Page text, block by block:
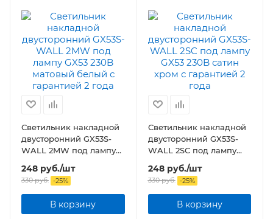
Светильник накладной
двусторонний GX53S-
WALL 2MW под лампу
GX53 230B матовый
белый
248 руб./шт
330руб. -25%
В корзину
Светильник накладной
двусторонний GX53S-
WALL 2SC под лампу
GX53 230B сатин хром
248руб./шт
330руб. -25%
В корзину